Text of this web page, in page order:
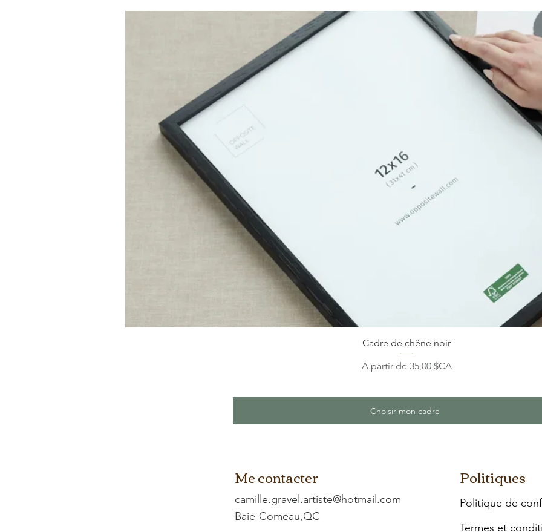
Cadre de chêne noir
À partir de 35,00 $CA
Prix promotionnel
Choisir mon cadre
Me contacter Politiques
camille.gravel.artiste@hotmail.com
Baie-Comeau,QC
Politique de
Termes et